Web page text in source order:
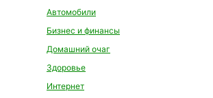
Автомобили
Бизнес и финансы
Домашний очаг
Здоровье
Интернет